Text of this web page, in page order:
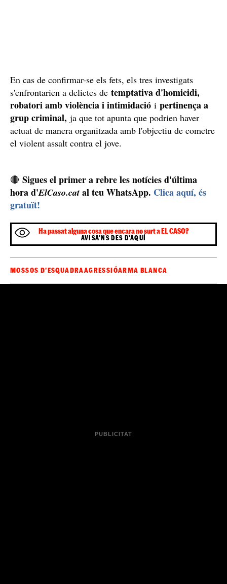
En cas de confirmar-se els fets, els tres investigats
s'enfrontarien a delictes de temptativa d'homicidi,
robatori amb violència i intimidació i pertinença a
grup criminal, ja que tot apunta que podrien haver
actuat de manera organitzada amb l'objectiu de cometre
el violent assalt contra el jove.
🔴 Sigues el primer a rebre les notícies d'última
hora d'ElCaso.cat al teu WhatsApp. Clica aquí, és
gratuït!
Ha passat alguna cosa que encara no surt a EL CASO?
AVISA'NS DES D'AQUÍ
MOSSOS D'ESQUADRAAGRESSIÓARMA BLANCA